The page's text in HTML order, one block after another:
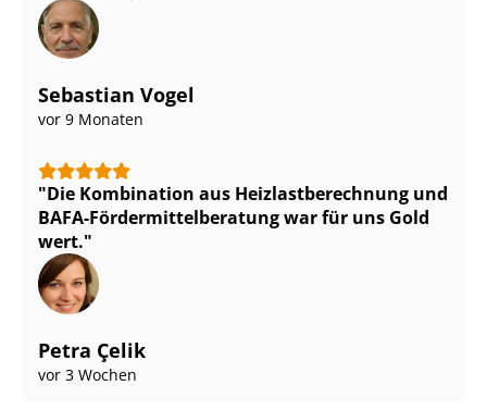
Sebastian Vogel
vor 9 Monaten
Die Kombination aus Heiz­last­be­rech­nung und
BAFA-För­der­mit­tel­be­ra­tung war für uns Gold
wert.
Petra Çelik
vor 3 Wochen